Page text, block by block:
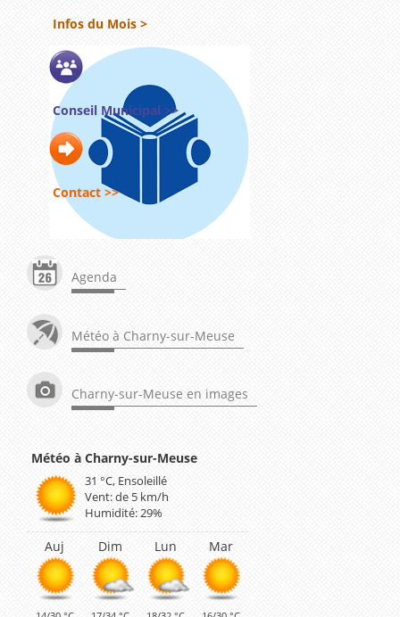
Infos du Mois >
Au fil des mots
Conseil Municipal >>
Contact >>
Agenda
Météo à Charny-sur-Meuse
Charny-sur-Meuse en images
Charny-sur-Meuse
31 °C, Ensoleillé
Vent: de 5 km/h
Humidité: 29%
Auj Dim Lun Mar